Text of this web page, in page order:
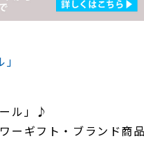
ル」♪
ギフト・ブランド商